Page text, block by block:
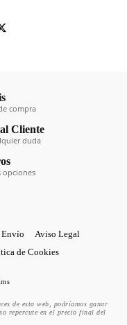
compra
Cliente
duda
opciones
Envío
Aviso Legal
de Cookies
de esta web, podríamos ganar
repercute en el precio final del